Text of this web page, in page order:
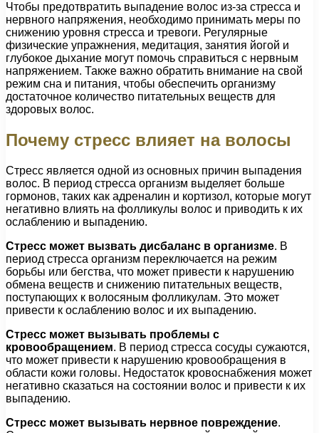
Чтобы предотвратить выпадение волос из-за стресса и
нервного напряжения, необходимо принимать меры по
снижению уровня стресса и тревоги. Регулярные
физические упражнения, медитация, занятия йогой и
глубокое дыхание могут помочь справиться с нервным
напряжением. Также важно обратить внимание на свой
режим сна и питания, чтобы обеспечить организму
достаточное количество питательных веществ для
здоровых волос.
Почему стресс влияет на волосы
Стресс является одной из основных причин выпадения
волос. В период стресса организм выделяет больше
гормонов, таких как адреналин и кортизол, которые могут
негативно влиять на фолликулы волос и приводить к их
ослаблению и выпадению.
Стресс может вызвать дисбаланс в организме. В
период стресса организм переключается на режим
борьбы или бегства, что может привести к нарушению
обмена веществ и снижению питательных веществ,
поступающих к волосяным фолликулам. Это может
привести к ослаблению волос и их выпадению.
Стресс может вызывать проблемы с
кровообращением. В период стресса сосуды сужаются,
что может привести к нарушению кровообращения в
области кожи головы. Недостаток кровоснабжения может
негативно сказаться на состоянии волос и привести к их
выпадению.
Стресс может вызывать нервное повреждение.